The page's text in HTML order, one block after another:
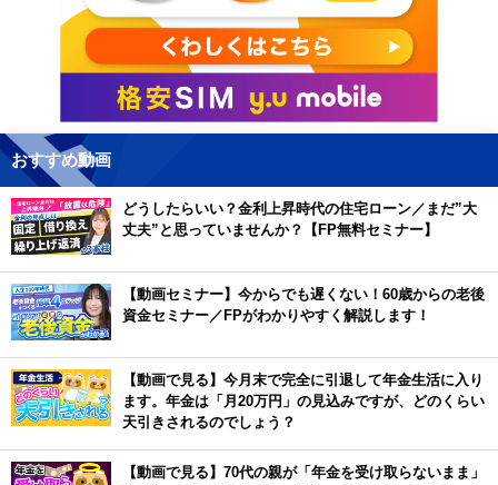
おすすめ動画
どうしたらいい？金利上昇時代の住宅ローン／まだ”大
丈夫”と思っていませんか？【FP無料セミナー】
【動画セミナー】今からでも遅くない！60歳からの老後
資金セミナー／FPがわかりやすく解説します！
【動画で見る】今月末で完全に引退して年金生活に入り
ます。年金は「月20万円」の見込みですが、どのくらい
天引きされるのでしょう？
【動画で見る】70代の親が「年金を受け取らないまま」